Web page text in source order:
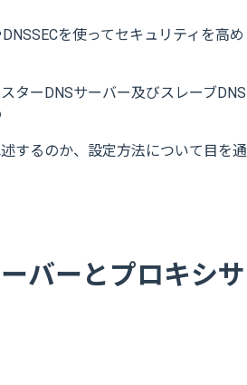
を使ってセキュリティを高め
ターDNSサーバー及びスレーブDNS
するのか、設定方法について目を通
バーとプロキシサ